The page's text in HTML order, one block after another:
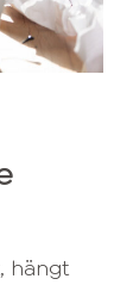
hängt